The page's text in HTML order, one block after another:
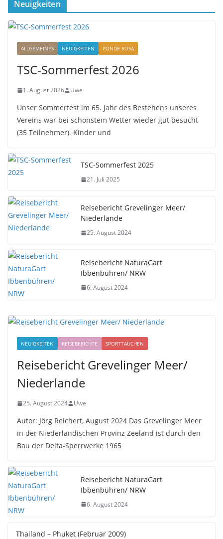
Neuigkeiten
ALLGEMEINES NEUIGKEITEN PONDE ROSA
TSC-Sommerfest 2026
1. August 2026 Uwe
Unser Sommerfest im 65. Jahr des Bestehens unseres
Vereins war bei schönstem Wetter wieder gut besucht
(35 Teilnehmer). Kinder und
TSC-Sommerfest 2025
21. Juli 2025
Reisebericht Grevelinger Meer/
Niederlande
25. August 2024
Reisebericht NaturaGart
Ibbenbühren/ NRW
6. August 2024
NEUIGKEITEN REISEBERICHTE SPORTTAUCHEN
Reisebericht Grevelinger Meer/
Niederlande
25. August 2024 Uwe
Autor: Jörg Reichert, August 2024 Das Grevelinger Meer
in der Niederländischen Provinz Zeeland ist durch den
Bau der Delta-Sperrwerke 1965
Reisebericht NaturaGart
Ibbenbühren/ NRW
6. August 2024
Thailand – Phuket (Februar 2009)